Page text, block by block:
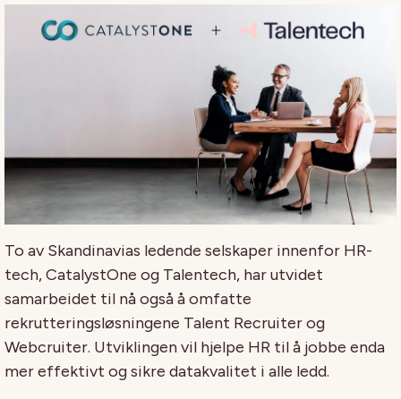
To av Skandinavias ledende selskaper innenfor HR-
tech, CatalystOne og Talentech, har utvidet
samarbeidet til nå også å omfatte
rekrutteringsløsningene Talent Recruiter og
Webcruiter. Utviklingen vil hjelpe HR til å jobbe enda
mer effektivt og sikre datakvalitet i alle ledd.